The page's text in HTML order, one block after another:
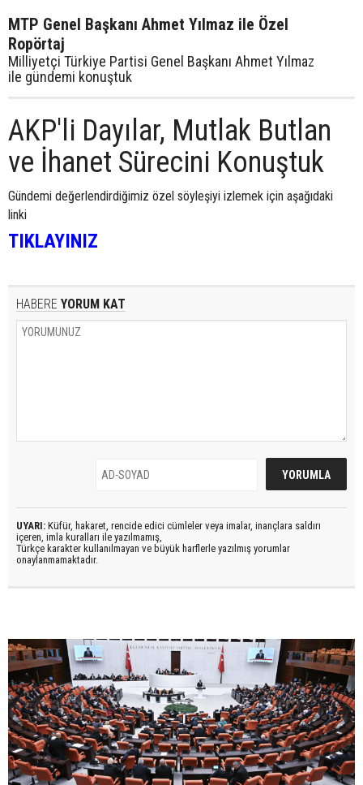
MTP Genel Başkanı Ahmet Yılmaz ile Özel
Ropörtaj
Milliyetçi Türkiye Partisi Genel Başkanı Ahmet Yılmaz
ile gündemi konuştuk
AKP'li Dayılar, Mutlak Butlan
ve İhanet Sürecini Konuştuk
Gündemi değerlendirdiğimiz özel söyleşiyi izlemek için aşağıdaki
linki
TIKLAYINIZ
HABERE YORUM KAT
UYARI: Küfür, hakaret, rencide edici cümleler veya imalar, inançlara saldırı
içeren, imla kuralları ile yazılmamış,
Türkçe karakter kullanılmayan ve büyük harflerle yazılmış yorumlar
onaylanmamaktadır.